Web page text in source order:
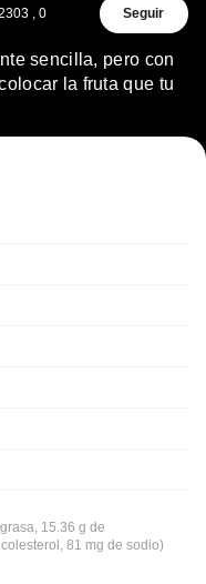
, 0
Seguir
sencilla, pero con
la fruta que tu
15.36 g de
81 mg de sodio)